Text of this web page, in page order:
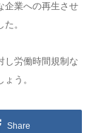
企業への再生させ
。
し労働時間規制な
う。
Share